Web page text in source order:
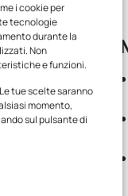
i cookie per
tecnologie
durante la
Non
e funzioni.
tue scelte saranno
momento,
sul pulsante di